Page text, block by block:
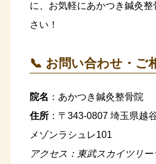
に、お気軽にあかつき鍼灸
さい！
📞 お問い合わせ・ご
院名 ：あかつき鍼灸整骨院
住所：〒343-0807 埼玉県越
メゾンラシュレ101
アクセス：東武スカイツリー